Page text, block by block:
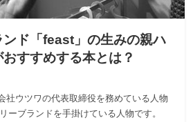
ンド「feast」の生みの親ハ
すすめする本とは？
社ウツワの代表取締役を務めている人物
ーブランドを手掛けている人物です。